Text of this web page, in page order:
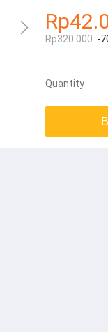
Rp320.000 -
Quantity